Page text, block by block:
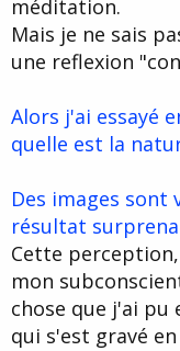
d
e
a
i
c
s
i
o
méditation.
Mais je ne sais
une reflexion
Alors j'ai essayé
quelle est la
Des images sont
résultat
Cette
mon
chose que j'ai
qui s'est gravé